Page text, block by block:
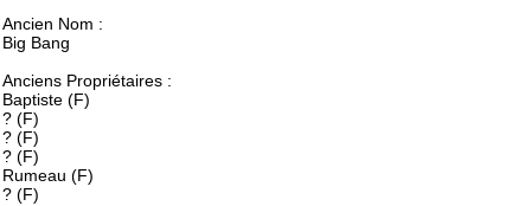
Ancien Nom :
Big Bang
Anciens Propriétaires :
Baptiste (F)
? (F)
? (F)
? (F)
Rumeau (F)
? (F)